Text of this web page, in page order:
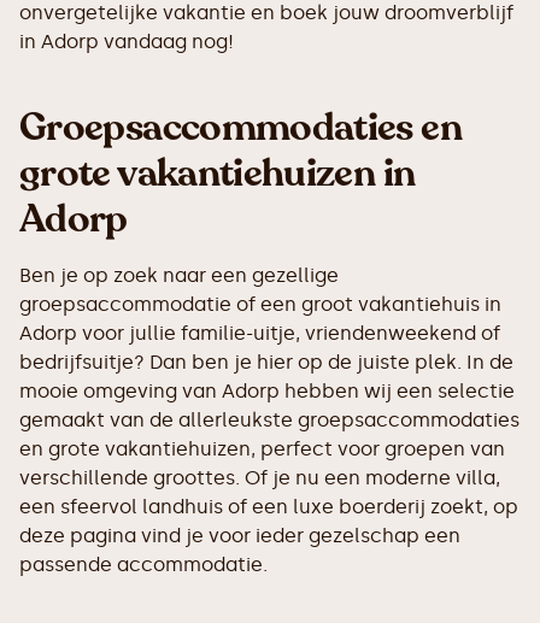
onvergetelijke vakantie en boek jouw droomverblijf
in Adorp vandaag nog!
Groepsaccommodaties en
grote vakantiehuizen in
Adorp
Ben je op zoek naar een gezellige
groepsaccommodatie of een groot vakantiehuis in
Adorp voor jullie familie-uitje, vriendenweekend of
bedrijfsuitje? Dan ben je hier op de juiste plek. In de
mooie omgeving van Adorp hebben wij een selectie
gemaakt van de allerleukste groepsaccommodaties
en grote vakantiehuizen, perfect voor groepen van
verschillende groottes. Of je nu een moderne villa,
een sfeervol landhuis of een luxe boerderij zoekt, op
deze pagina vind je voor ieder gezelschap een
passende accommodatie.